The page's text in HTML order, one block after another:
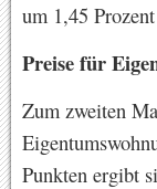
um 1,45
Preise für
Zum zweiten
Punkten ergibt